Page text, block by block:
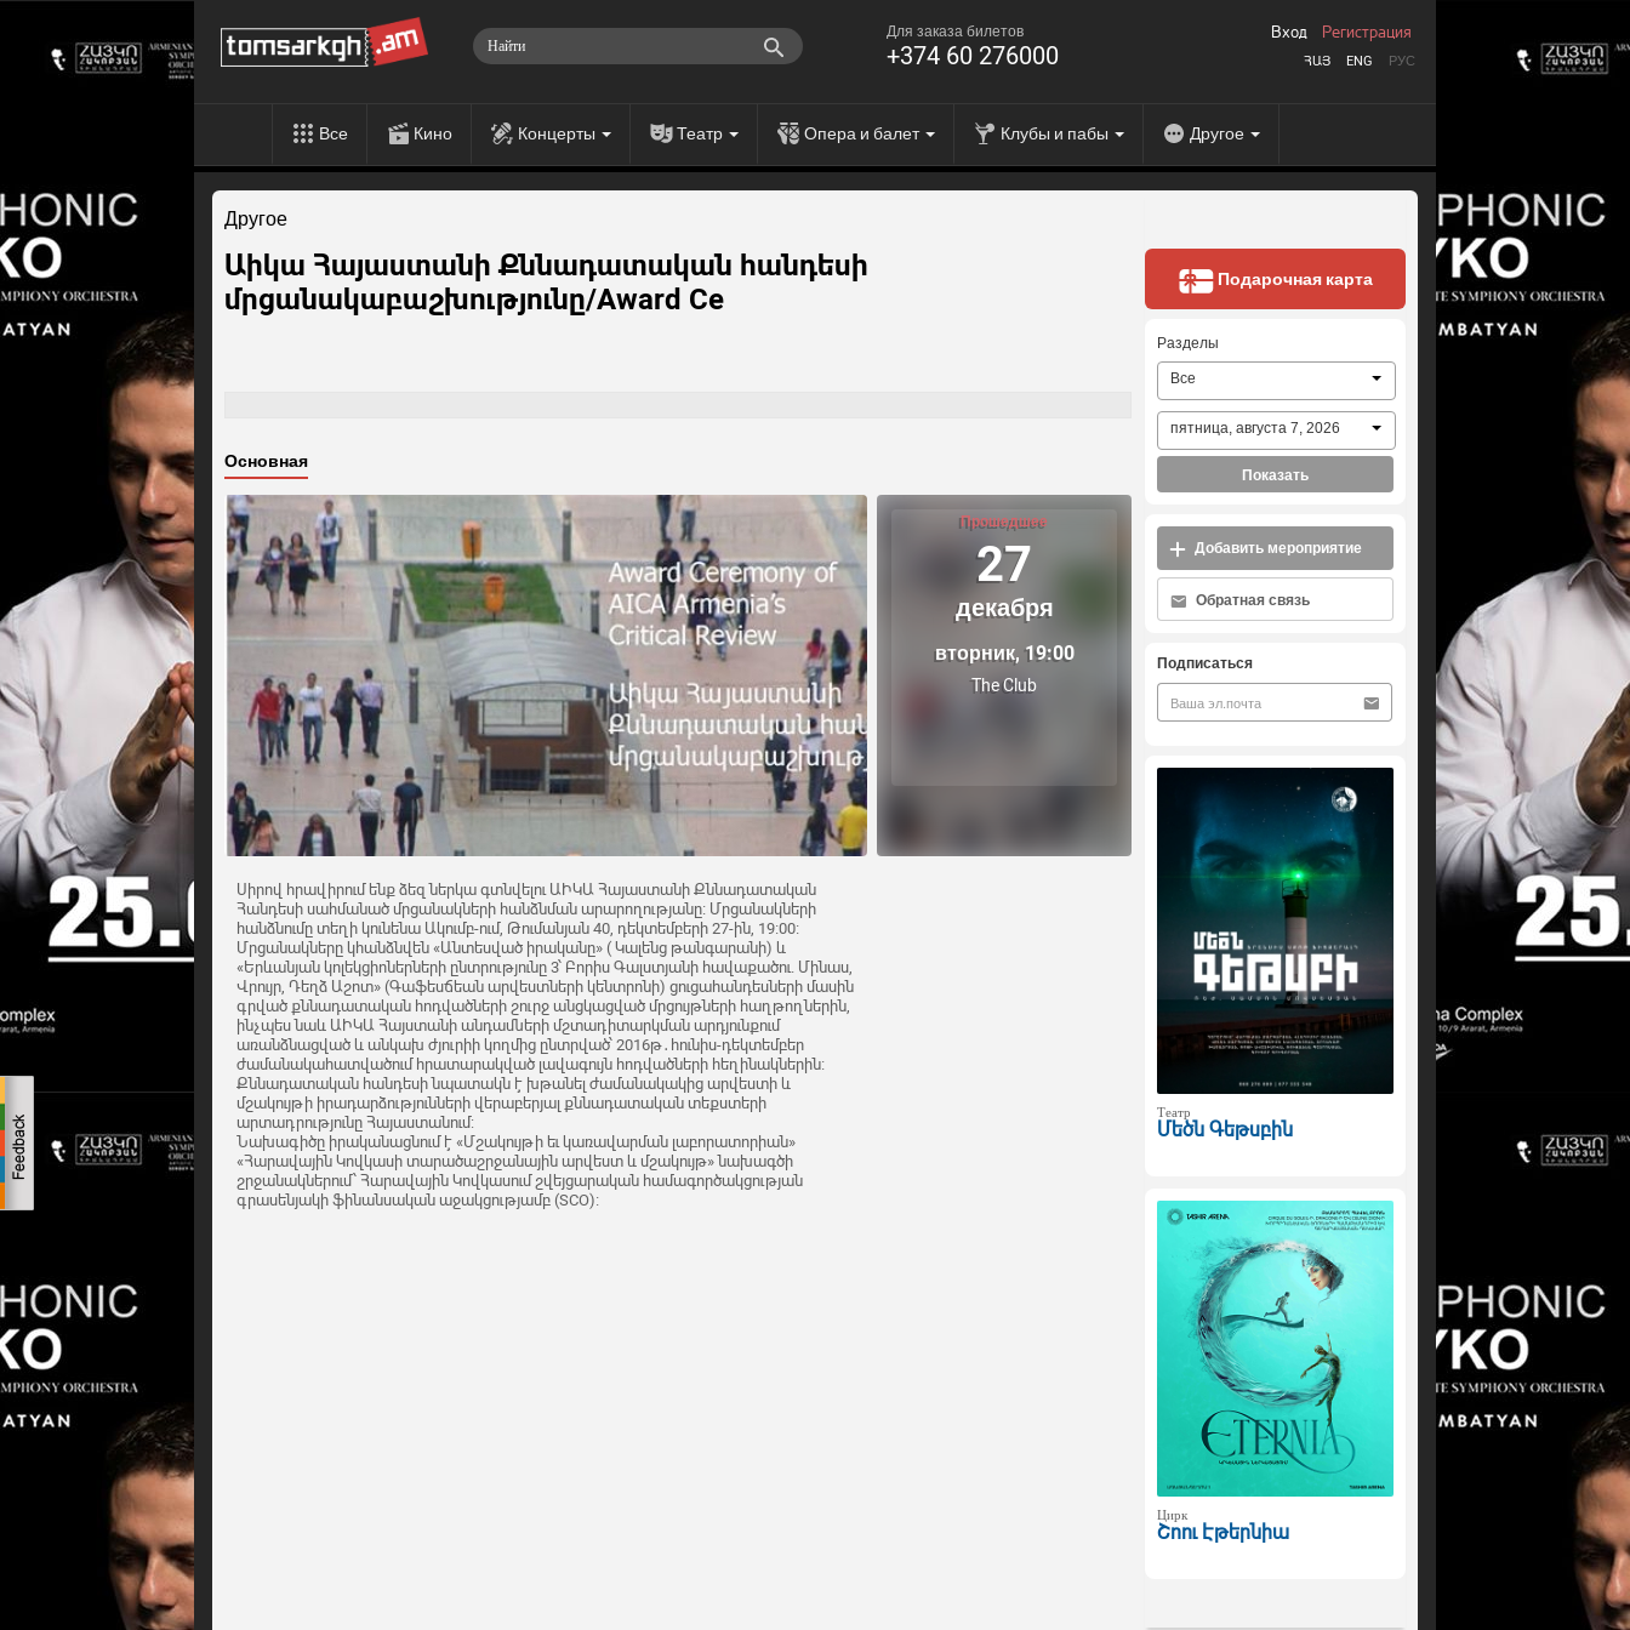
Для заказа билетов
+374 60 276000 ՀԱՅ ENG РУС
Вход Регистрация
Все Кино Концерты Театр Опера и балет Клубы и пабы Другое
Другое
Աիկա Հայաստանի Քննադատական հանդեսի
մրցանակաբաշխությունը/Award Ce
Основная
Прошедшее
27
декабря
вторник, 19:00
The Club
Սիրով հրավիրում ենք ձեզ ներկա գտնվելու ԱԻԿԱ Հայաստանի Քննադատական
Հանդեսի սահմանած մրցանակների հանձնման արարողությանը։ Մրցանակների
հանձնումը տեղի կունենա Ակումբ-ում, Թումանյան 40, դեկտեմբերի 27-ին, 19։00։
Մրցանակները կհանձնվեն «Անտեսված իրականը» ( Կալենց թանգարանի) և
«Երևանյան կոլեկցիոներների ընտրությունը 3՝ Բորիս Գալստյանի հավաքածու. Մինաս,
Վրույր, Դեղձ Աշոտ» (Գաֆեսճեան արվեստների կենտրոնի) ցուցահանդեսների մասին
գրված քննադատական հոդվածների շուրջ անցկացված մրցույթների հաղթողներին,
ինչպես նաև ԱԻԿԱ Հայստանի անդամների մշտադիտարկման արդյունքում
առանձնացված և անկախ ժյուրիի կողմից ընտրված՝ 2016թ․հունիս-դեկտեմբեր
ժամանակահատվածում հրատարակված լավագույն հոդվածների հեղինակներին։
Քննադատական հանդեսի նպատակն է խթանել ժամանակակից արվեստի և
մշակույթի իրադարձությունների վերաբերյալ քննադատական տեքստերի
արտադրությունը Հայաստանում:
Նախագիծը իրականացնում է «Մշակույթի եւ կառավարման լաբորատորիան»
«Հարավային Կովկասի տարածաշրջանային արվեստ և մշակույթ» նախագծի
շրջանակներում՝ Հարավային Կովկասում շվեյցարական համագործակցության
գրասենյակի ֆինանսական աջակցությամբ (SCO)։
Подарочная карта
Разделы
Все
пятница, августа 7, 2026
Показать
Добавить мероприятие
Обратная связь
Подписаться
Театр
Մեծն Գեթսբին
Цирк
Շոու Էթերնիա